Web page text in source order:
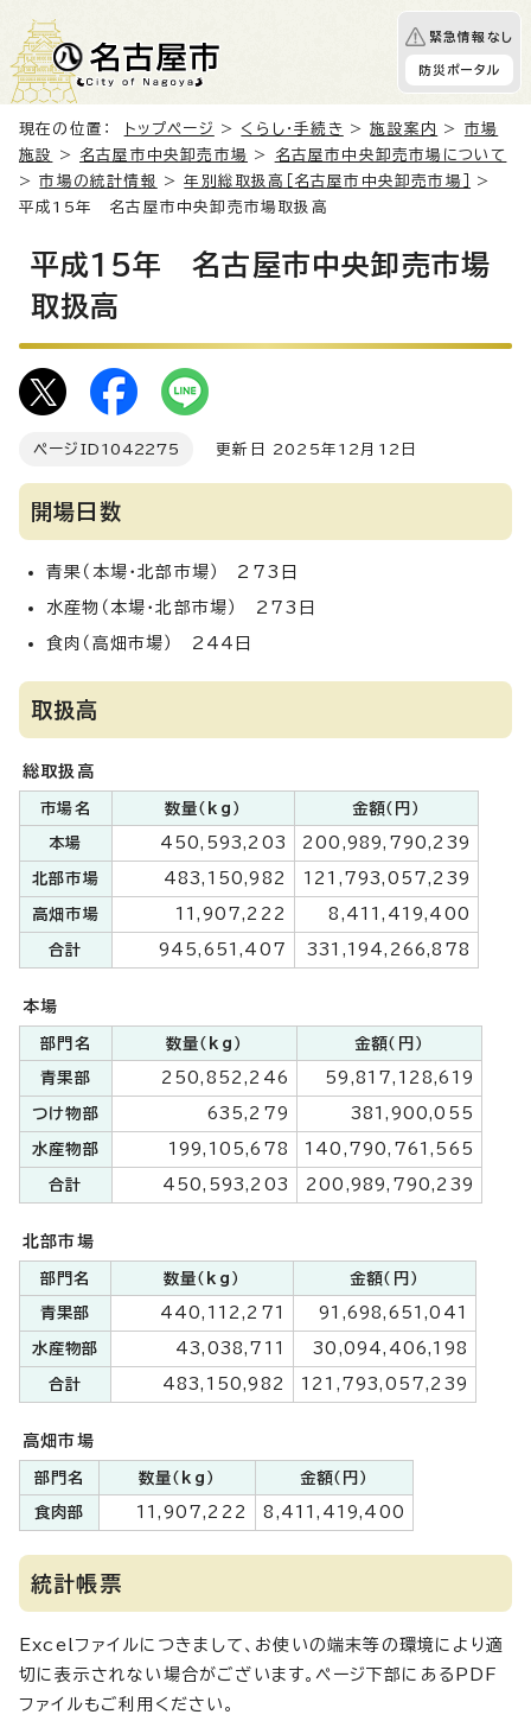
緊急情報なし
防災ポータル
現在の位置： トップページ > くらし・手続き >施設案内 > 市場
施設
> 名古屋市中央卸売市場 >
名古屋市中央卸売市場について
>市場の統計情報 >年別総取扱高［名古屋市中央卸売市場］
>
平成15年 名古屋市中央卸売市場取扱高
平成15年 名古屋市中央卸売市場
取扱高
ページID 1042275 更新日 2025年12月12日
開場日数
青果（本場・北部市場） 273日
水産物（本場・北部市場） 273日
食肉（高畑市場） 244日
取扱高
総取扱高
市場名 数量（kg） 金額（円）
本場 450,593,203 200,989,790,239
北部市場 483,150,982 121,793,057,239
高畑市場 11,907,222 8,411,419,400
合計 945,651,407 331,194,266,878
本場
部門名 数量（kg） 金額（円）
青果部 250,852,246 59,817,128,619
つけ物部 635,279 381,900,055
水産物部 199,105,678 140,790,761,565
合計 450,593,203 200,989,790,239
北部市場
部門名 数量（kg） 金額（円）
青果部 440,112,271 91,698,651,041
水産物部 43,038,711 30,094,406,198
合計 483,150,982 121,793,057,239
高畑市場
部門名 数量（kg） 金額（円）
食肉部 11,907,222 8,411,419,400
統計帳票
Excelファイルにつきまして、お使いの端末等の環境により適
切に表示されない場合がございます。ページ下部にあるPDF
ファイルもご利用ください。